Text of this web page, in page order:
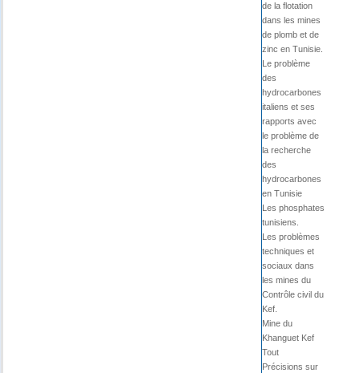
de la flotation
dans les mines
de plomb et de
zinc en Tunisie.
Le problème
des
hydrocarbones
italiens et ses
rapports avec
le problème de
la recherche
des
hydrocarbones
en Tunisie
Les phosphates
tunisiens.
Les problèmes
techniques et
sociaux dans
les mines du
Contrôle civil du
Kef.
Mine du
Khanguet Kef
Tout
Précisions sur